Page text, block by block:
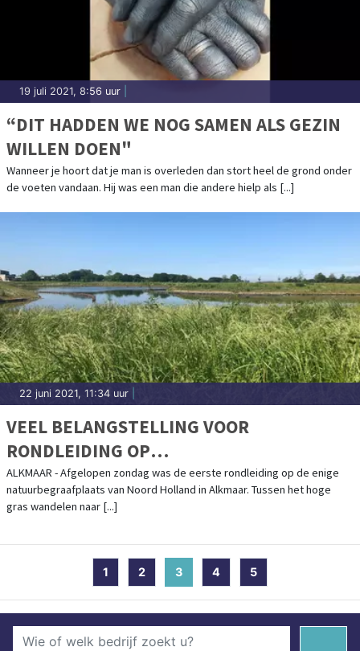
19 juli 2021, 8:56 uur
“DIT HADDEN WE NOG SAMEN ALS GEZIN
WILLEN DOEN"
Wanneer je hoort dat je man is overleden dan stort heel de grond onder
de voeten vandaan. Hij was een man die andere hielp als [...]
22 juni 2021, 11:34 uur
VEEL BELANGSTELLING VOOR
RONDLEIDING OP
NATUURBEGRAAFPLAATS GEESTMERLOO
ALKMAAR - Afgelopen zondag was de eerste rondleiding op de enige
natuurbegraafplaats van Noord Holland in Alkmaar. Tussen het hoge
gras wandelen naar [...]
1 2 3 (current)
4 5